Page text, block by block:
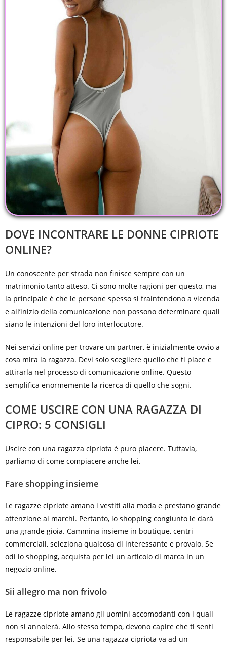
DOVE INCONTRARE LE DONNE CIPRIOTE
ONLINE?
Un conoscente per strada non finisce sempre con un
matrimonio tanto atteso. Ci sono molte ragioni per questo, ma
la principale è che le persone spesso si fraintendono a vicenda
e all’inizio della comunicazione non possono determinare quali
siano le intenzioni del loro interlocutore.
Nei servizi online per trovare un partner, è inizialmente ovvio a
cosa mira la ragazza. Devi solo scegliere quello che ti piace e
attirarla nel processo di comunicazione online. Questo
semplifica enormemente la ricerca di quello che sogni.
COME USCIRE CON UNA RAGAZZA DI
CIPRO: 5 CONSIGLI
Uscire con una ragazza cipriota è puro piacere. Tuttavia,
parliamo di come compiacere anche lei.
Fare shopping insieme
Le ragazze cipriote amano i vestiti alla moda e prestano grande
attenzione ai marchi. Pertanto, lo shopping congiunto le darà
una grande gioia. Cammina insieme in boutique, centri
commerciali, seleziona qualcosa di interessante e provalo. Se
odi lo shopping, acquista per lei un articolo di marca in un
negozio online.
Sii allegro ma non frivolo
Le ragazze cipriote amano gli uomini accomodanti con i quali
non si annoierà. Allo stesso tempo, devono capire che ti senti
responsabile per lei. Se una ragazza cipriota va ad un